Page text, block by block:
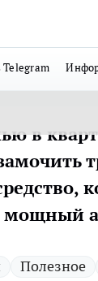
в
мощный
Полезное